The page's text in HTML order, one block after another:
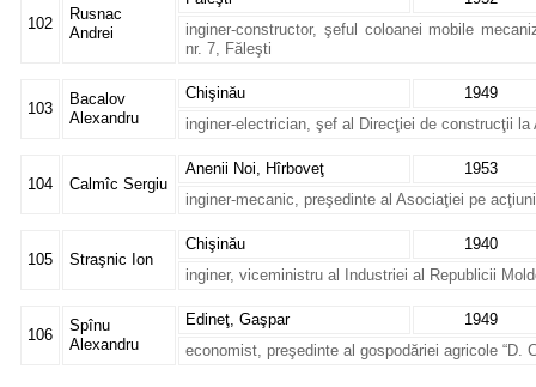
102
Rusnac
Andrei
inginer-constructor, şeful coloanei mobile
nr. 7, Făleşti
103
Bacalov
Alexandru
Chişinău
1949
inginer-electrician, şef al Direcţiei de construcţii la
104 Calmîc Sergiu
Anenii Noi, Hîrboveţ
1953
inginer-mecanic, preşedinte al Asociaţiei pe
105 Straşnic Ion
Chişinău
1940
inginer, viceministru al Industriei al Republicii
106
Spînu
Alexandru
Edineţ, Gaşpar
1949
economist, preşedinte al gospodăriei agricole “D.